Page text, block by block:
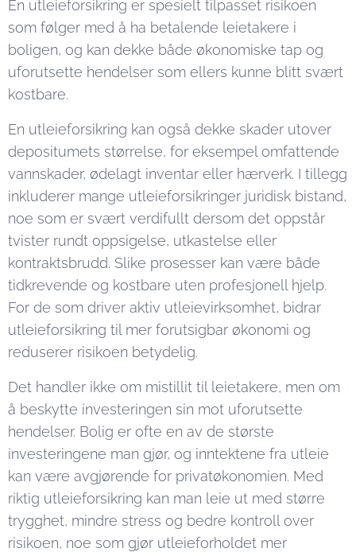
En utleieforsikring er spesielt tilpasset risikoen
som følger med å ha betalende leietakere i
boligen, og kan dekke både økonomiske tap og
uforutsette hendelser som ellers kunne blitt svært
kostbare.
En utleieforsikring kan også dekke skader utover
depositumets størrelse, for eksempel omfattende
vannskader, ødelagt inventar eller hærverk. I tillegg
inkluderer mange utleieforsikringer juridisk bistand,
noe som er svært verdifullt dersom det oppstår
tvister rundt oppsigelse, utkastelse eller
kontraktsbrudd. Slike prosesser kan være både
tidkrevende og kostbare uten profesjonell hjelp.
For de som driver aktiv utleievirksomhet, bidrar
utleieforsikring til mer forutsigbar økonomi og
reduserer risikoen betydelig.
Det handler ikke om mistillit til leietakere, men om
å beskytte investeringen sin mot uforutsette
hendelser. Bolig er ofte en av de største
investeringene man gjør, og inntektene fra utleie
kan være avgjørende for privatøkonomien. Med
riktig utleieforsikring kan man leie ut med større
trygghet, mindre stress og bedre kontroll over
risikoen, noe som gjør utleieforholdet mer